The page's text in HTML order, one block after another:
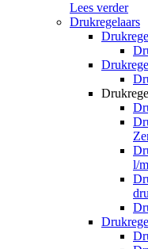
Lees verder
Drukregelaars
l/